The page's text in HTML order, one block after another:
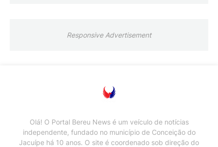
Responsive Advertisement
Olá! O Portal Bereu News é um veículo de notícias
independente, fundado no município de Conceição do
Jacuípe há 10 anos. O site é coordenado sob direção do